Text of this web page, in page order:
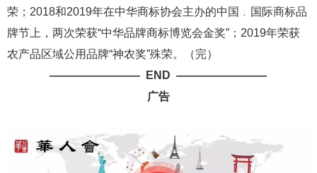
荣；2018和2019年在中华商标协会主办的中国﹒国际商标品
牌节上，两次荣获“中华品牌商标博览会金奖”；2019年荣获
农产品区域公用品牌“神农奖”殊荣。（完）
———————— END ————————
广告